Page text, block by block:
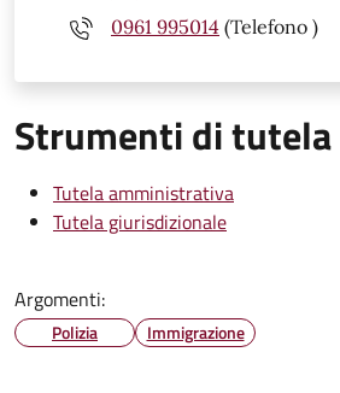
0961 995014 (Telefono )
Strumenti di tutela
Tutela amministrativa
Tutela giurisdizionale
Argomenti:
Polizia Immigrazione